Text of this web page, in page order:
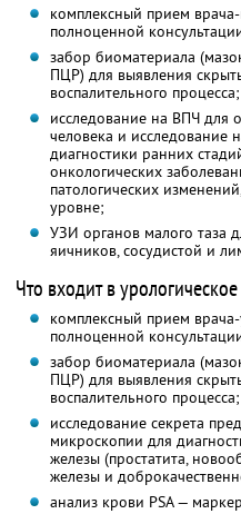
комплексный прием
полноценной
забор биоматериала
ПЦР) для выявления
воспалительного процесса;
исследование на ВПЧ для
человека и исследование
диагностики ранних
онкологических
патологических
уровне;
УЗИ органов малого таза
яичников, сосудистой и
Что входит в
комплексный прием
полноценной
забор биоматериала
ПЦР) для выявления
воспалительного процесса;
исследование секрета
микроскопии для
железы (простатита,
железы и
анализ крови PSA —